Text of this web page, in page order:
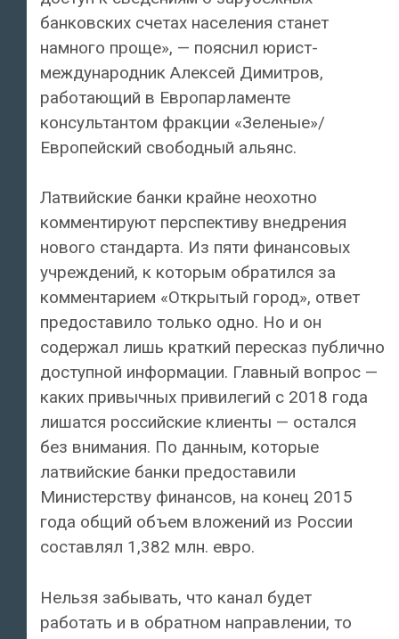
банковских счетах населения станет
намного проще», — пояснил юрист-
международник Алексей Димитров,
работающий в Европарламенте
консультантом фракции «Зеленые»/
Европейский свободный альянс.
Латвийские банки крайне неохотно
комментируют перспективу внедрения
нового стандарта. Из пяти финансовых
учреждений, к которым обратился за
комментарием «Открытый город», ответ
предоставило только одно. Но и он
содержал лишь краткий пересказ публично
доступной информации. Главный вопрос —
каких привычных привилегий с 2018 года
лишатся российские клиенты — остался
без внимания. По данным, которые
латвийские банки предоставили
Министерству финансов, на конец 2015
года общий объем вложений из России
составлял 1,382 млн. евро.
Нельзя забывать, что канал будет
работать и в обратном направлении, то